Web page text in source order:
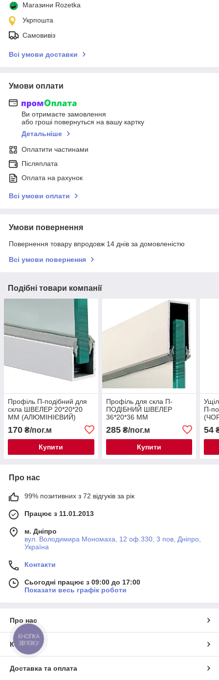
Магазини Rozetka
Укрпошта
Самовивіз
Всі умови доставки
Умови оплати
Ви отримаєте замовлення
або гроші повернуться на вашу картку
Детальніше
Оплатити частинами
Післяплата
Оплата на рахунок
Всі умови оплати
Умови повернення
Повернення товару впродовж 14 днів за домовленістю
Всі умови повернення
Подібні товари компанії
Профіль П-подібний для
скла ШВЕЛЕР 20*20*20
ММ (АЛЮМІНІЄВИЙ)
170 ₴/пог.м
Купити
Профіль для скла П-
ПОДІБНИЙ ШВЕЛЕР
36*20*36 ММ
285₴/пог.м
Купити
П-
54
Про нас
99% позитивних з 72 відгуків за рік
Працює з 11.01.2013
м. Дніпро
вул. Володимира Мономаха, 12 оф.330, 3 пов, Дніпро,
Україна
Контакти
Сьогодні працює з 09:00 до 17:00
Показати весь графік роботи
Про нас
Контакти
Доставка та оплата
КНОПКА
ЗВ'ЯЗКУ